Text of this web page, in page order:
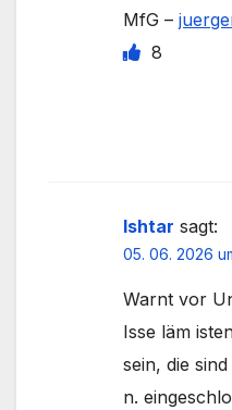
MfG –
8
Ishtar sagt:
05. 06. 2026
Warnt vor
Isse läm
sein, die
n.